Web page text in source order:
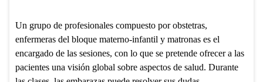
Un grupo de profesionales compuesto por obstetras,
enfermeras del bloque materno-infantil y matronas es el
encargado de las sesiones, con lo que se pretende ofrecer a las
pacientes una visión global sobre aspectos de salud. Durante